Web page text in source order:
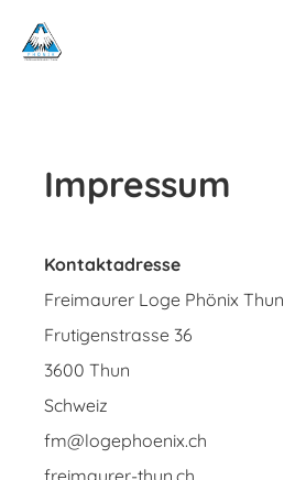
Impressum
Kontaktadresse
Freimaurer Loge Phönix Thun
Frutigenstrasse 36
3600 Thun
Schweiz
fm@logephoenix.ch
freimaurer-thun.ch